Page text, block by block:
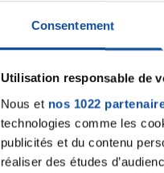
Consentement
Utilisation responsable de
Nous et nos 1022
technologies comme les
publicités et du contenu
réaliser des études